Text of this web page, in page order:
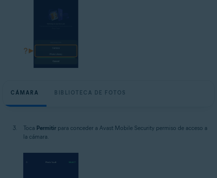
CÁMARA BIBLIOTECA DE FOTOS
Toca Permitir para conceder a Avast Mobile Security permiso de acceso a
la cámara.